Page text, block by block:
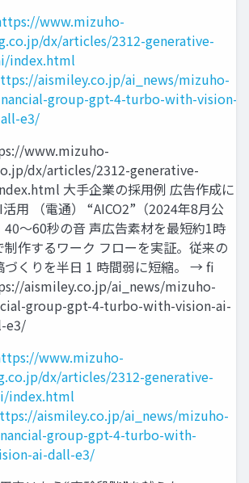
www.mizuho-
dx/articles/2312-generative-
index.html
aismiley.co.jp/ai_news/mizuho-
group-gpt-4-turbo-with-vision-
e3/
www.mizuho-
dx/articles/2312-generative-
大手企業の採用例 広告作成に
活用 （電通） “AICO2”（2024年8月公
40〜60秒の音 声広告素材を最短約1時
制作するワーク フローを実証。従来の
づくりを半日 1 時間弱に短縮。 → fi
aismiley.co.jp/ai_news/mizuho-
group-gpt-4-turbo-with-vision-ai-
e3/
www.mizuho-
dx/articles/2312-generative-
index.html
aismiley.co.jp/ai_news/mizuho-
group-gpt-4-turbo-with-
ai-dall-e3/